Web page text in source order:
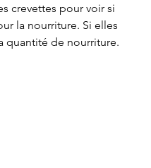
crevettes pour voir si
la nourriture. Si elles
quantité de nourriture.